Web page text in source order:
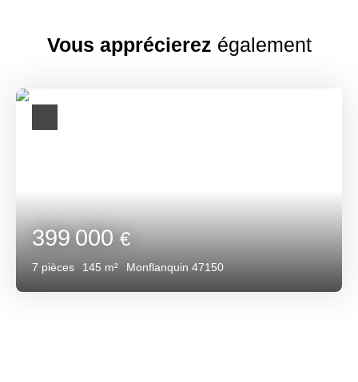
Vous apprécierez également
399 000€
7 pièces 145 m² Monflanquin 47150